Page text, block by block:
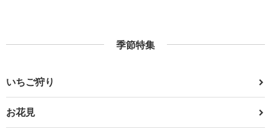
季節特集
いちご狩り
お花見